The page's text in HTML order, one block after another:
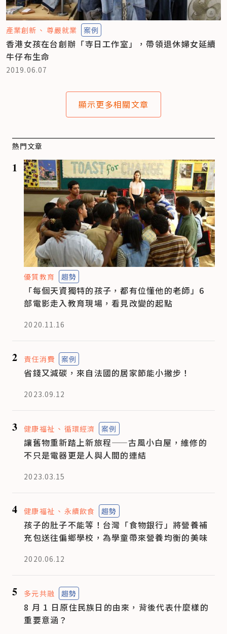
產業創新 尊嚴就業 案例
香港女孩在台創辦「寺日工作室」，帶領退休婦女延續
牛仔布生命
2019.06.07
顯示更多相關文章
熱門文章
1
優質教育 趨勢
「每個天資獨特的孩子，都有位懂他的老師」6
部電影走入教育現場，看見改變的起點
2020.11.16
2 責任消費 案例
省錢又減碳，來自法國的居家節能小撇步！
2023.09.12
3 健康福祉 循環經濟 案例
讓舊物重新踏上新旅程——古風小白屋，維修的
不只是電器更是人與人間的連結
2023.03.15
4 健康福祉 永續飲食 趨勢
孩子的肚子不能等！台灣「食物銀行」將營養補
充包送往偏鄉學校，為學童帶來營養均衡的美味
2020.06.12
5 多元共融 趨勢
8 月 1 日原住民族日的由來，背後代表什麼樣的
重要意涵？